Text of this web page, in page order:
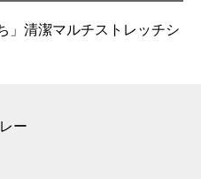
」清潔マルチストレッチシ
ー